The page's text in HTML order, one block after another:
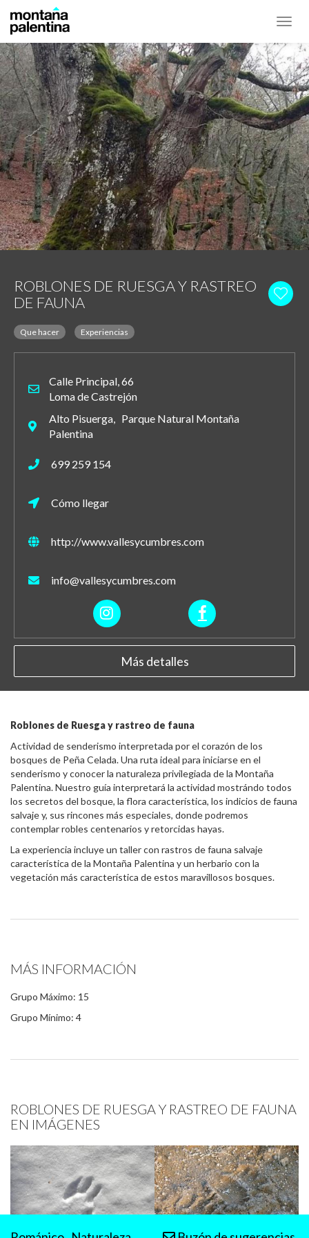
ROBLONES DE RUESGA Y RASTREO
DE FAUNA
Que hacer Experiencias
Calle Principal, 66
Loma de Castrejón
Alto Pisuerga, Parque Natural Montaña
Palentina
699 259 154
Cómo llegar
http://www.vallesycumbres.com
info@vallesycumbres.com
Más detalles
Roblones de Ruesga y rastreo de fauna
Actividad de senderismo interpretada por el corazón de los
bosques de Peña Celada. Una ruta ideal para iniciarse en el
senderismo y conocer la naturaleza privilegiada de la Montaña
Palentina. Nuestro guía interpretará la actividad mostrándo todos
los secretos del bosque, la flora característica, los indicios de fauna
salvaje y, sus rincones más especiales, donde podremos
contemplar robles centenarios y retorcidas hayas.
La experiencia incluye un taller con rastros de fauna salvaje
característica de la Montaña Palentina y un herbario con la
vegetación más característica de estos maravillosos bosques.
MÁS INFORMACIÓN
Grupo Máximo: 15
Grupo Mínimo: 4
ROBLONES DE RUESGA Y RASTREO DE FAUNA
EN IMÁGENES